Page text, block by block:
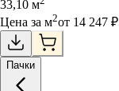
33,10 м
Цена за м2от 14 247 ₽
Пачки